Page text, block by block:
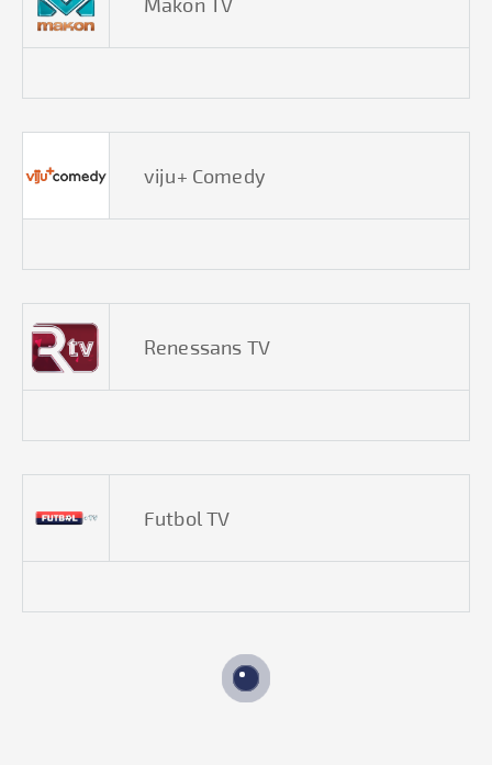
viju+ Comedy
Renessans TV
Futbol TV